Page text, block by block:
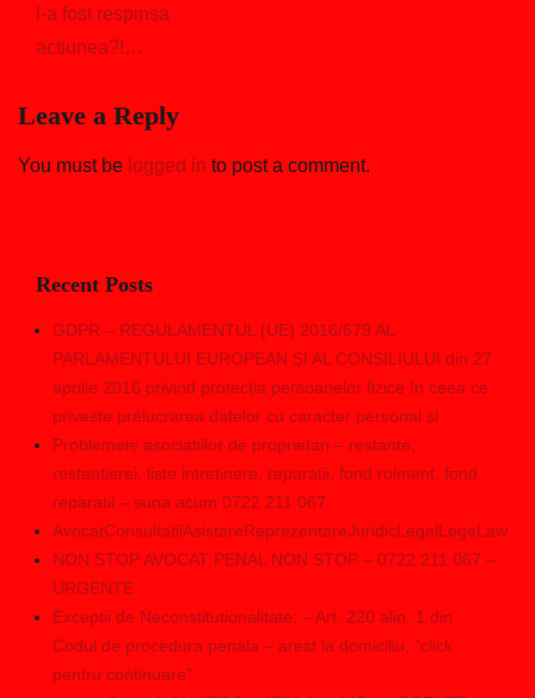
i-a fost respinsa
actiunea?!…
Leave a Reply
You must be logged in to post a comment.
Recent Posts
GDPR – REGULAMENTUL (UE) 2016/679 AL
PARLAMENTULUI EUROPEAN ȘI AL CONSILIULUI din 27
aprilie 2016 privind protecția persoanelor fizice în ceea ce
privește prelucrarea datelor cu caracter personal și
Problemele asociatiilor de proprietari – restante,
restantierei, liste intretinere, reparatii, fond rulment, fond
reparatii – suna acum 0722 211 067
AvocatConsultatiiAsistareReprezentareJuridicLegalLegeLaw
NON STOP AVOCAT PENAL NON STOP – 0722 211 067 –
URGENTE
Exceptii de Neconstitutionalitate: – Art. 220 alin. 1 din
Codul de procedura penala – arest la domiciliu, ”click
pentru continuare”